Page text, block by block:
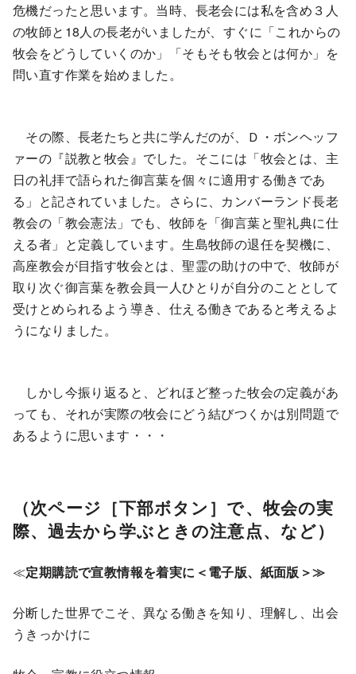
危機だったと思います。当時、長老会には私を含め３人
の牧師と18人の長老がいましたが、すぐに「これからの
牧会をどうしていくのか」「そもそも牧会とは何か」を
問い直す作業を始めました。
その際、長老たちと共に学んだのが、Ｄ・ボンヘッフ
ァーの『説教と牧会』でした。そこには「牧会とは、主
日の礼拝で語られた御言葉を個々に適用する働きであ
る」と記されていました。さらに、カンバーランド長老
教会の「教会憲法」でも、牧師を「御言葉と聖礼典に仕
える者」と定義しています。生島牧師の退任を契機に、
高座教会が目指す牧会とは、聖霊の助けの中で、牧師が
取り次ぐ御言葉を教会員一人ひとりが自分のこととして
受けとめられるよう導き、仕える働きであると考えるよ
うになりました。
しかし今振り返ると、どれほど整った牧会の定義があ
っても、それが実際の牧会にどう結びつくかは別問題で
あるように思います・・・
（次ページ［下部ボタン］で、牧会の実
際、過去から学ぶときの注意点、など）
≪定期購読で宣教情報を着実に＜電子版、紙面版＞≫
分断した世界でこそ、異なる働きを知り、理解し、出会
うきっかけに